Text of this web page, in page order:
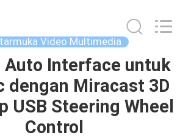
Video Multimedia
Auto Interface untuk
dengan Miracast 3D
USB Steering Wheel
Control